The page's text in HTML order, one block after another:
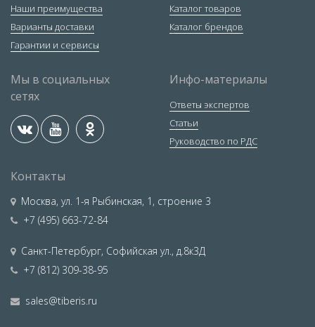
Наши преимущества
Варианты доставки
Гарантии и сервисы
Каталог товаров
Каталог брендов
Мы в социальных
сетях
Инфо-материалы
Ответы экспертов
Статьи
Руководство по РДС
Контакты
Москва, ул. 1-я Рыбинская, 1, строение 3
+7 (495) 663-72-84
Санкт-Петербург, Софийская ул., д.8к3Д
+7 (812) 309-38-95
sales@tiberis.ru